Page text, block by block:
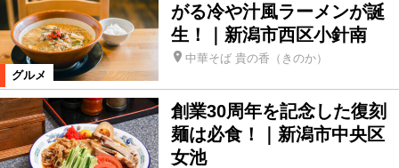
グルメ
がる冷や汁風ラーメンが誕
生！｜新潟市西区小針南
中華そば 貴の香（きのか）
創業30周年を記念した復刻
麺は必食！｜新潟市中央区
女池